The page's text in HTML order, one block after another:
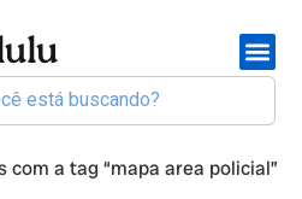
com a tag “mapa area policial”